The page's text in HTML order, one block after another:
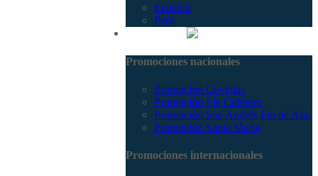
Ecuador
Perú
Promociones nacionales
Promocion Coveñas
Promoción Eje Cafetero
Promoción San Andrés Fin de Año
Promoción Santa Marta
Promociones internacionales